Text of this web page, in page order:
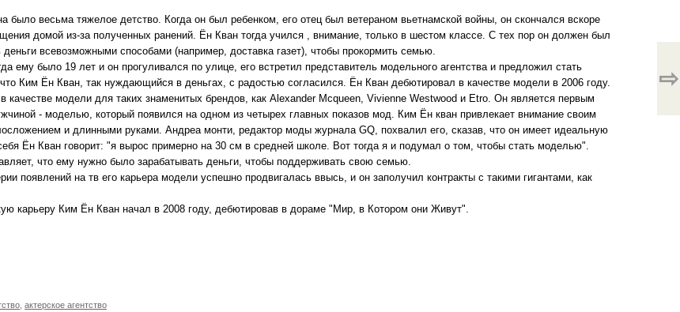
было весьма тяжелое детство. Когда он был ребенком, его отец был ветераном вьетнамской войны, он скончался вскоре
домой из-за полученных ранений. Ён Кван тогда учился , внимание, только в шестом классе. С тех пор он должен был
деньги всевозможными способами (например, доставка газет), чтобы прокормить семью.
ему было 19 лет и он прогуливался по улице, его встретил представитель модельного агентства и предложил стать
Ким Ён Кван, так нуждающийся в деньгах, с радостью согласился. Ён Кван дебютировал в качестве модели в 2006 году.
качестве модели для таких знаменитых брендов, как Alexander Mcqueen, Vivienne Westwood и Etro. Он является первым
- моделью, который появился на одном из четырех главных показов мод. Ким Ён кван привлекает внимание своим
и длинными руками. Андреа монти, редактор моды журнала GQ, похвалил его, сказав, что он имеет идеальную
Ён Кван говорит: "я вырос примерно на 30 см в средней школе. Вот тогда я и подумал о том, чтобы стать моделью".
что ему нужно было зарабатывать деньги, чтобы поддерживать свою семью.
появлений на тв его карьера модели успешно продвигалась ввысь, и он заполучил контракты с такими гигантами, как
карьеру Ким Ён Кван начал в 2008 году, дебютировав в дораме "Мир, в Котором они Живут".
актерское агентство
⇨